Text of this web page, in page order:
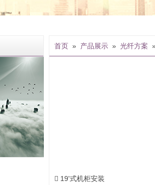
首页 » 产品展示 » 光纤方案
 19'式机柜安装